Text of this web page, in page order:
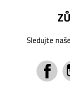
Sledujte